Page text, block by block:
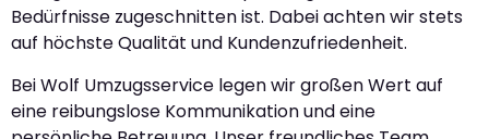
Bedürfnisse zugeschnitten ist. Dabei achten wir stets
auf höchste Qualität und Kundenzufriedenheit.
Bei Wolf Umzugsservice legen wir großen Wert auf
eine reibungslose Kommunikation und eine